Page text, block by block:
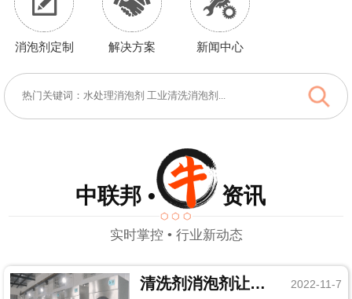
消泡剂定制 解决方案 新闻中心
中联邦 • 资讯
实时掌控 • 行业新动态
清洗剂消泡剂让你清洁时免受泡沫的困扰 2022-11-7